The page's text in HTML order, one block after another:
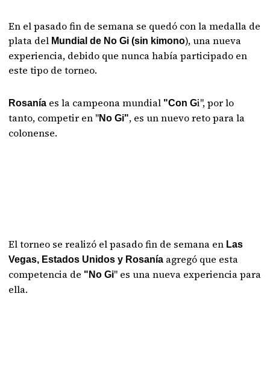
En el pasado fin de semana se quedó con la medalla de
plata del Mundial de No Gi (sin kimono), una nueva
experiencia, debido que nunca había participado en
este tipo de torneo.
Rosanía es la campeona mundial "Con Gi", por lo
tanto, competir en "No Gi", es un nuevo reto para la
colonense.
El torneo se realizó el pasado fin de semana en Las
Vegas, Estados Unidos y Rosanía agregó que esta
competencia de "No Gi" es una nueva experiencia para
ella.